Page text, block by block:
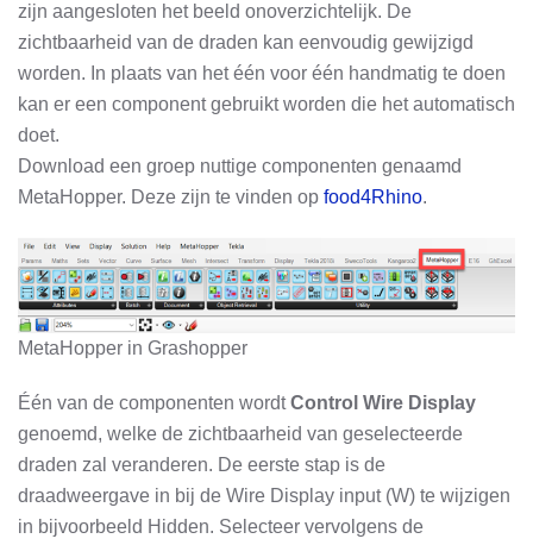
zijn aangesloten het beeld onoverzichtelijk. De
zichtbaarheid van de draden kan eenvoudig gewijzigd
worden. In plaats van het één voor één handmatig te doen
kan er een component gebruikt worden die het automatisch
doet.
Download een groep nuttige componenten genaamd
MetaHopper. Deze zijn te vinden op food4Rhino.
MetaHopper in Grashopper
Één van de componenten wordtControl Wire Display
genoemd, welke de zichtbaarheid van geselecteerde
draden zal veranderen. De eerste stap is de
draadweergave in bij de Wire Display input (W) te wijzigen
in bijvoorbeeld Hidden. Selecteer vervolgens de